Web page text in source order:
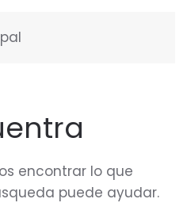
encontrar lo que
puede ayudar.